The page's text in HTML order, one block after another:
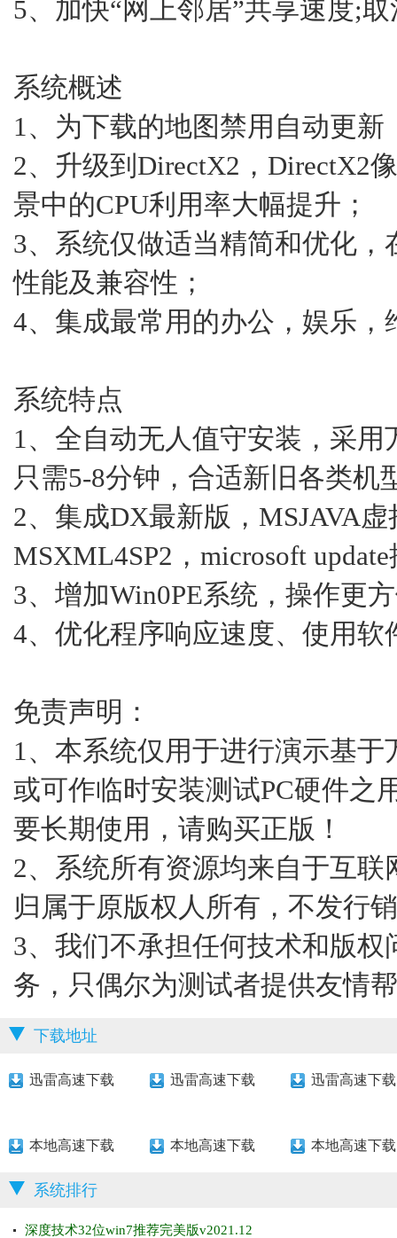
5、加快“网上邻居”共享速度;
系统概述
1、为下载的地图禁用自动更新
2、升级到DirectX2，DirectX2
景中的CPU利用率大幅提升；
3、系统仅做适当精简和优化
性能及兼容性；
4、集成最常用的办公，娱乐
系统特点
1、全自动无人值守安装，采
只需5-8分钟，合适新旧各类机
2、集成DX最新版，MSJAVA
MSXML4SP2，microsoft
3、增加Win0PE系统，操作更
4、优化程序响应速度、使用软
免责声明：
1、本系统仅用于进行演示基
或可作临时安装测试PC硬件之
要长期使用，请购买正版！
2、系统所有资源均来自于互
归属于原版权人所有，不发行
3、我们不承担任何技术和版
务，只偶尔为测试者提供友情
下载地址
迅雷高速下载 迅雷高速下载 迅雷高速下载
本地高速下载 本地高速下载 本地高速下载
系统排行
深度技术32位win7推荐完美版v2021.12